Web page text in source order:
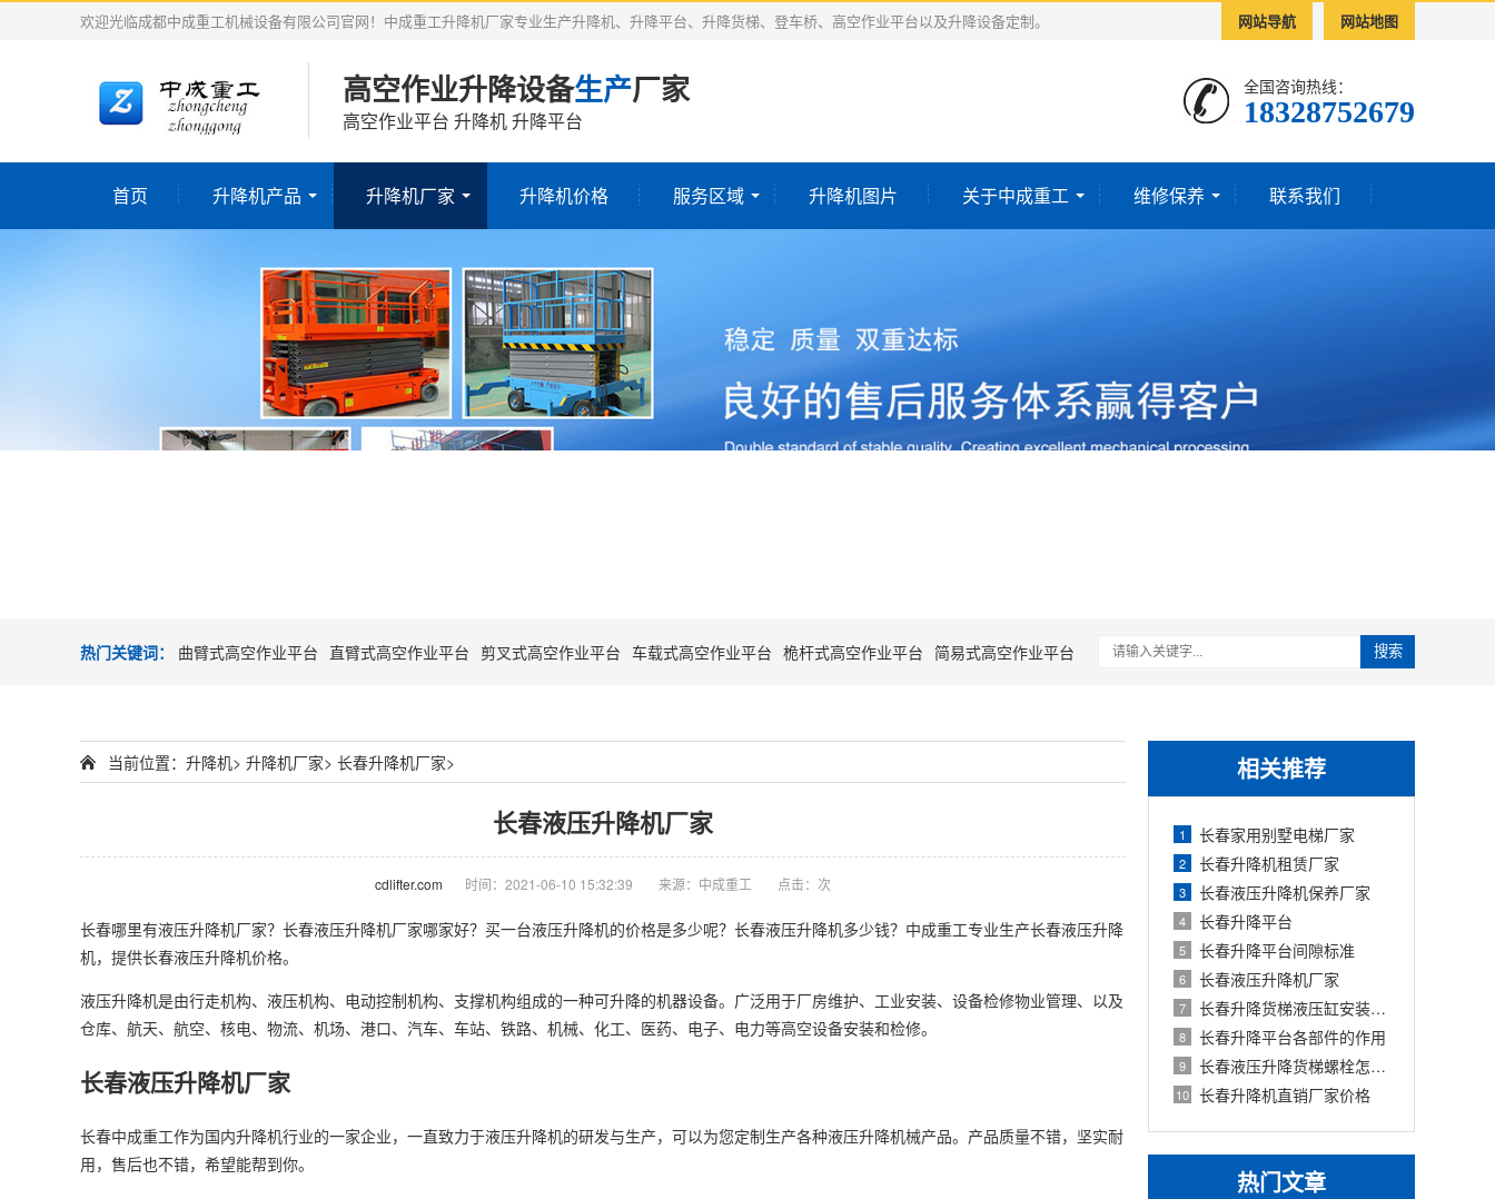
网站导航 网站地图
欢迎光临成都中成重工机械设备有限公司官网！中成重工升降机厂家专业生产升降机、升降平台、升降货梯、登车桥、高空作业平台以及升降设备定制。
高空作业升降设备生产厂家
高空作业平台 升降机 升降平台
全国咨询热线：
18328752679‬
首页 升降机产品 升降机厂家 升降机价格 服务区域 升降机图片 关于中成重工 维修保养 联系我们
热门关键词： 曲臂式高空作业平台 直臂式高空作业平台 剪叉式高空作业平台 车载式高空作业平台 桅杆式高空作业平台 简易式高空作业平台 搜索
相关推荐
1 长春家用别墅电梯厂家
2 长春升降机租赁厂家
3 长春液压升降机保养厂家
4 长春升降平台
5 长春升降平台间隙标准
6 长春液压升降机厂家
7 长春升降货梯液压缸安装注意事项
8 长春升降平台各部件的作用
9 长春液压升降货梯螺栓怎么紧固
10 长春升降机直销厂家价格
热门文章
当前位置： 升降机> 升降机厂家> 长春升降机厂家>
长春液压升降机厂家
cdlifter.com 时间：2021-06-10 15:32:39 来源：中成重工 点击： 次
长春哪里有液压升降机厂家？长春液压升降机厂家哪家好？买一台液压升降机的价格是多少呢？长春液压升降机多少钱？中成重工专业生产长春液压升降
机，提供长春液压升降机价格。
液压升降机是由行走机构、液压机构、电动控制机构、支撑机构组成的一种可升降的机器设备。广泛用于厂房维护、工业安装、设备检修物业管理、以及
仓库、航天、航空、核电、物流、机场、港口、汽车、车站、铁路、机械、化工、医药、电子、电力等高空设备安装和检修。
长春液压升降机厂家
长春中成重工作为国内升降机行业的一家企业，一直致力于液压升降机的研发与生产，可以为您定制生产各种液压升降机械产品。产品质量不错，坚实耐
用，售后也不错，希望能帮到你。